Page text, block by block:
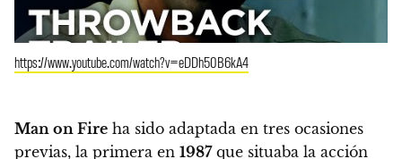
https://www.youtube.com/watch?v=eDDh50B6kA4
Man on Fire ha sido adaptada en tres ocasiones
previas, la primera en 1987que situaba la acción